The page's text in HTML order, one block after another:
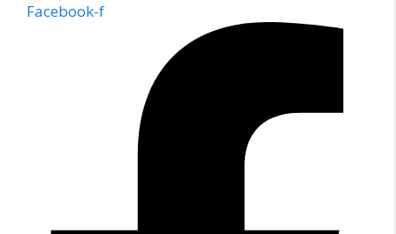
Facebook-f